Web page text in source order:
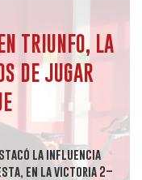
TRIUNFO, LA
DE JUGAR
la influencia
en la victoria 2–